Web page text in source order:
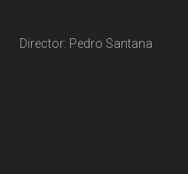
Director: Pedro Santana